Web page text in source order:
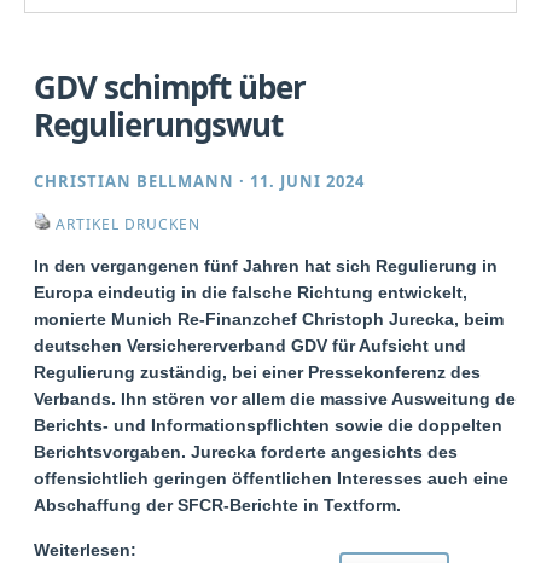
GDV schimpft über
Regulierungswut
CHRISTIAN BELLMANN · 11. JUNI 2024
ARTIKEL DRUCKEN
In den vergangenen fünf Jahren hat sich Regulierung in
Europa eindeutig in die falsche Richtung entwickelt,
monierte Munich Re-Finanzchef Christoph Jurecka, beim
deutschen Versichererverband GDV für Aufsicht und
Regulierung zuständig, bei einer Pressekonferenz des
Verbands. Ihn stören vor allem die massive Ausweitung der
Berichts- und Informationspflichten sowie die doppelten
Berichtsvorgaben. Jurecka forderte angesichts des
offensichtlich geringen öffentlichen Interesses auch eine
Abschaffung der SFCR-Berichte in Textform.
Weiterlesen: